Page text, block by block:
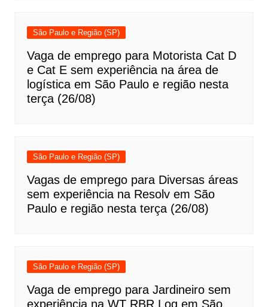
São Paulo e Região (SP)
Vaga de emprego para Motorista Cat D
e Cat E sem experiência na área de
logística em São Paulo e região nesta
terça (26/08)
São Paulo e Região (SP)
Vagas de emprego para Diversas áreas
sem experiência na Resolv em São
Paulo e região nesta terça (26/08)
São Paulo e Região (SP)
Vaga de emprego para Jardineiro sem
experiência na WT RBR Log em São